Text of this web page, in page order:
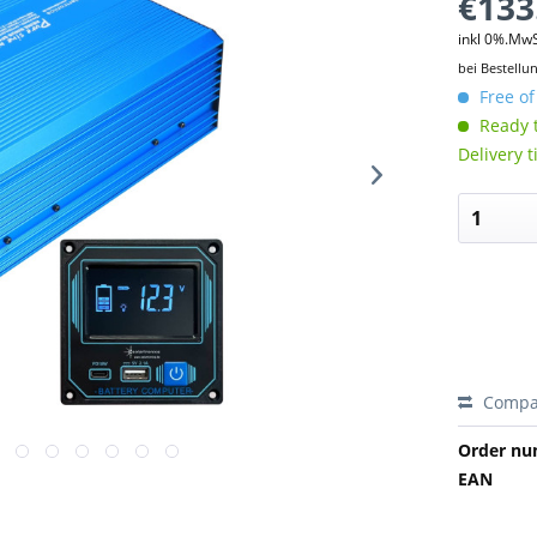
inkl
bei
Free
Ready
Delivery
Order
EAN